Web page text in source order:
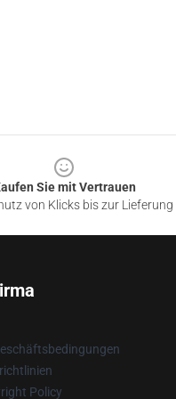
Sie mit Vertrauen
von Klicks bis zur Lieferung
Policy